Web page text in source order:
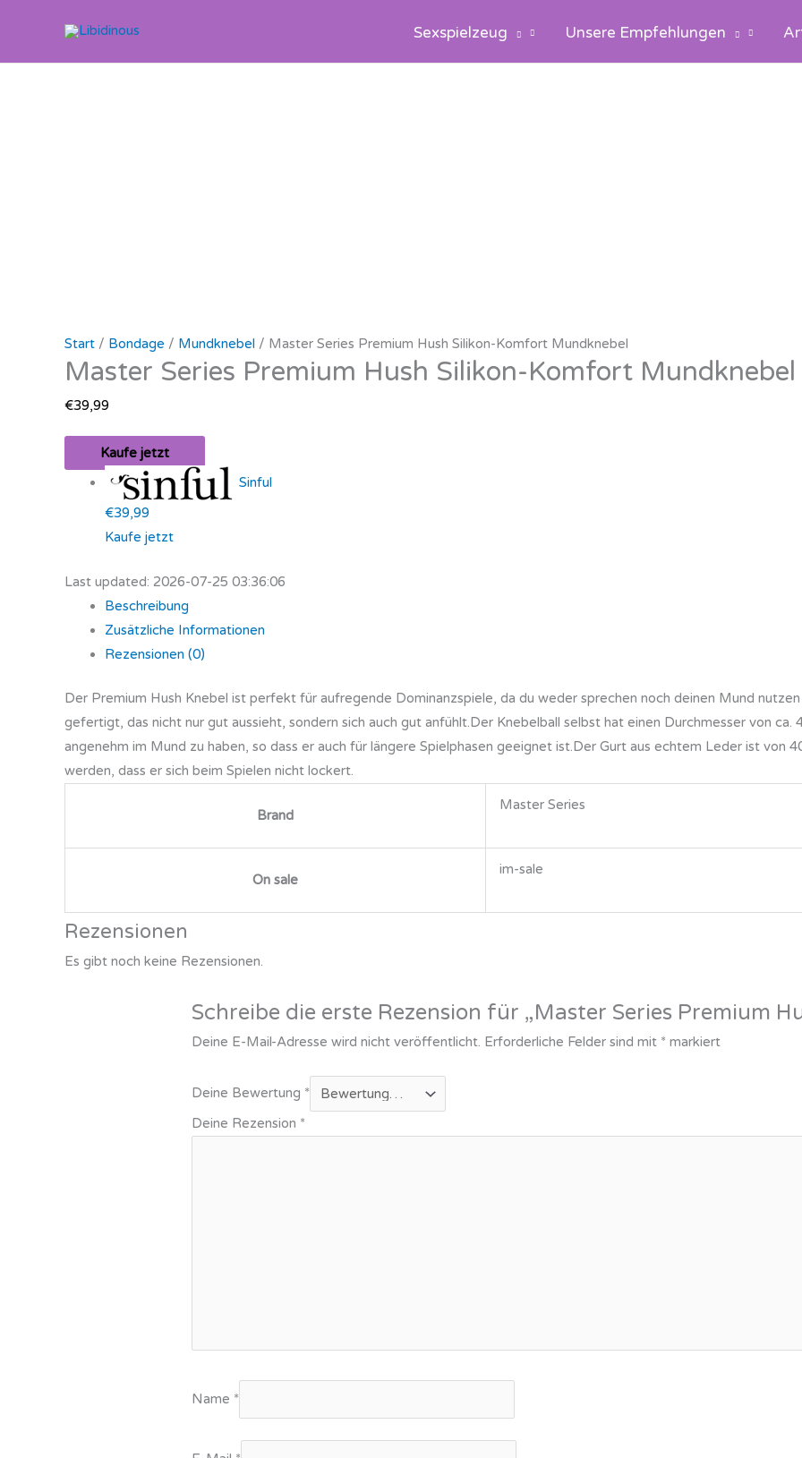
springen
Sexspielzeug Unsere Empfehlungen
Start / Bondage / Mundknebel / Master Series Premium Hush Silikon-Komfort Mundknebel
Master Series Premium Hush Silikon-Komfort Mundknebel
€39,99
Kaufe jetzt
Sinful
€39,99
Kaufe jetzt
Last updated: 2026-07-25 03:36:06
Beschreibung
Zusätzliche Informationen
Rezensionen (0)
Der Premium Hush Knebel ist perfekt für aufregende Dominanzspiele, da du weder sprechen noch deinen Mund
gefertigt, das nicht nur gut aussieht, sondern sich auch gut anfühlt.Der Knebelball selbst hat einen Durchmesser von ca.
angenehm im Mund zu haben, so dass er auch für längere Spielphasen geeignet ist.Der Gurt aus echtem Leder ist von
werden, dass er sich beim Spielen nicht lockert.
Brand
Master Series
On sale
im-sale
Rezensionen
Es gibt noch keine Rezensionen.
Schreibe die erste Rezension für „Master Series Premium
Deine E-Mail-Adresse wird nicht veröffentlicht. Erforderliche Felder sind mit * markiert
Deine Bewertung *
Deine Rezension *
Name *